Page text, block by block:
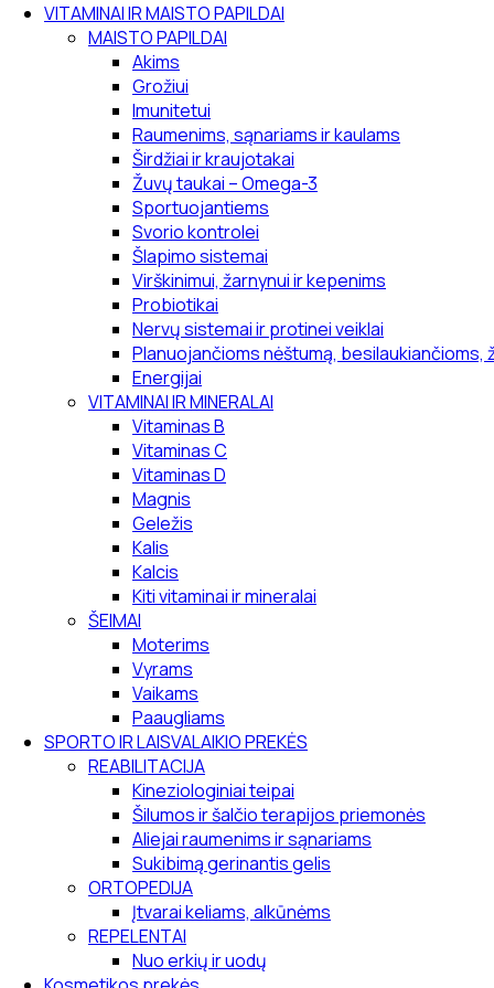
VITAMINAI IR MAISTO PAPILDAI
MAISTO PAPILDAI
Akims
Grožiui
Imunitetui
Raumenims, sąnariams ir kaulams
Širdžiai ir kraujotakai
Žuvų taukai – Omega-3
Sportuojantiems
Svorio kontrolei
Šlapimo sistemai
Virškinimui, žarnynui ir kepenims
Probiotikai
Nervų sistemai ir protinei veiklai
Planuojančioms nėštumą, besilaukiančioms,
Energijai
VITAMINAI IR MINERALAI
Vitaminas B
Vitaminas C
Vitaminas D
Magnis
Geležis
Kalis
Kalcis
Kiti vitaminai ir mineralai
ŠEIMAI
Moterims
Vyrams
Vaikams
Paaugliams
SPORTO IR LAISVALAIKIO PREKĖS
REABILITACIJA
Kineziologiniai teipai
Šilumos ir šalčio terapijos priemonės
Aliejai raumenims ir sąnariams
Sukibimą gerinantis gelis
ORTOPEDIJA
Įtvarai keliams, alkūnėms
REPELENTAI
Nuo erkių ir uodų